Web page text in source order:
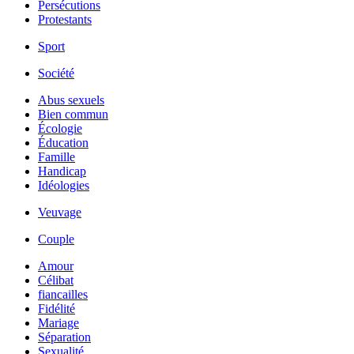
Persécutions
Protestants
Sport
Société
Abus sexuels
Bien commun
Écologie
Éducation
Famille
Handicap
Idéologies
Veuvage
Couple
Amour
Célibat
fiancailles
Fidélité
Mariage
Séparation
Sexualité